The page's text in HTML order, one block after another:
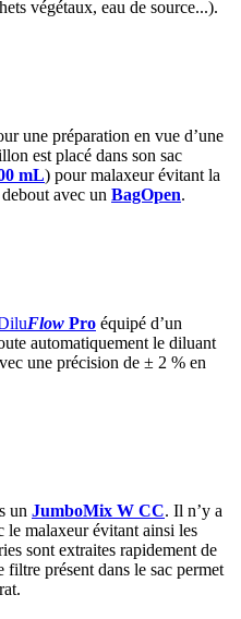
végétaux, eau de source...).
une préparation en vue d’une
est placé dans son sac
mL) pour malaxeur évitant la
avec un BagOpen.
Flow Pro équipé d’un
automatiquement le diluant
une précision de ± 2 % en
un JumboMix W CC. Il n’y a
le malaxeur évitant ainsi les
sont extraites rapidement de
filtre présent dans le sac permet